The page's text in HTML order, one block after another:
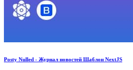
Posty Nulled - Журнал новостей Шаблон NextJS